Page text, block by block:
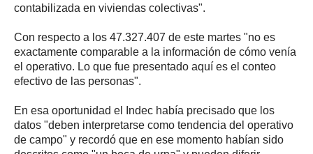
contabilizada en viviendas colectivas".
Con respecto a los 47.327.407 de este martes "no es
exactamente comparable a la información de cómo venía
el operativo. Lo que fue presentado aquí es el conteo
efectivo de las personas".
En esa oportunidad el Indec había precisado que los
datos "deben interpretarse como tendencia del operativo
de campo" y recordó que en ese momento habían sido